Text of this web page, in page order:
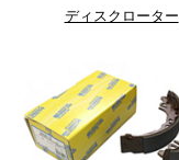
ディスクローター